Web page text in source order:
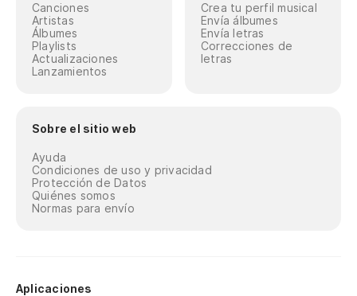
Canciones
Artistas
Álbumes
Playlists
Actualizaciones
Lanzamientos
Crea tu perfil musical
Envía álbumes
Envía letras
Correcciones de
letras
Sobre el sitio web
Ayuda
Condiciones de uso y privacidad
Protección de Datos
Quiénes somos
Normas para envío
Aplicaciones